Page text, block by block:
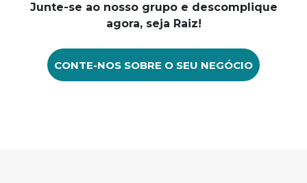
Junte-se ao nosso grupo e descomplique
agora, seja Raiz!
CONTE-NOS SOBRE O SEU NEGÓCIO